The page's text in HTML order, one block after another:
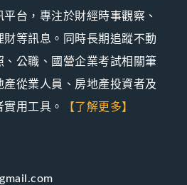
台，專注於財經時事觀察、
等訊息。同時長期追蹤不動
、公職、國營企業考試相關筆
從業人員、房地產投資者及
用工具。
【了解更多】